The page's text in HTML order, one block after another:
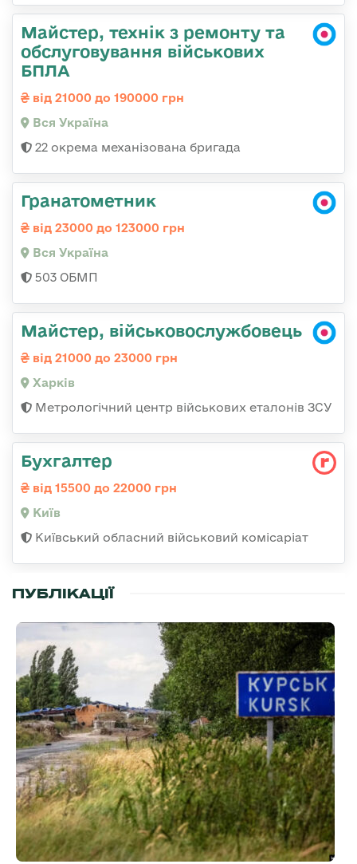
Майстер, технік з ремонту та
обслуговування військових
БПЛА
від 21000 до 190000 грн
Вся Україна
22 окрема механізована бригада
Гранатометник
від 23000 до 123000 грн
Вся Україна
503 ОБМП
Майстер, військовослужбовець
від 21000 до 23000 грн
Харків
Метрологічний центр військових еталонів ЗСУ
Бухгалтер
від 15500 до 22000 грн
Київ
Київський обласний військовий комісаріат
ПУБЛІКАЦІЇ